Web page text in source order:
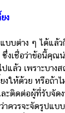
ง
าง ๆ ได้แล้วก็
ซึ่งเชื่อว่าข้อนี้คุณ
แล้ว เพราะบาง
งให้ด้วย หรือถ้าไ
ะติดต่อผู้ที่รับจัดง
าควรจะจัดรูปแบ